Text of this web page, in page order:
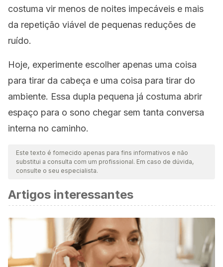
costuma vir menos de noites impecáveis e mais
da repetição viável de pequenas reduções de
ruído.
Hoje, experimente escolher apenas uma coisa
para tirar da cabeça e uma coisa para tirar do
ambiente. Essa dupla pequena já costuma abrir
espaço para o sono chegar sem tanta conversa
interna no caminho.
Este texto é fornecido apenas para fins informativos e não
substitui a consulta com um profissional. Em caso de dúvida,
consulte o seu especialista.
Artigos interessantes